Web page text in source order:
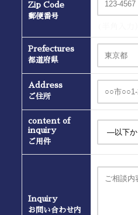
Zip Code
郵便番号
Prefectures
都道府県
Address
ご住所
content of
inquiry
ご用件
Inquiry
お問い合わせ内